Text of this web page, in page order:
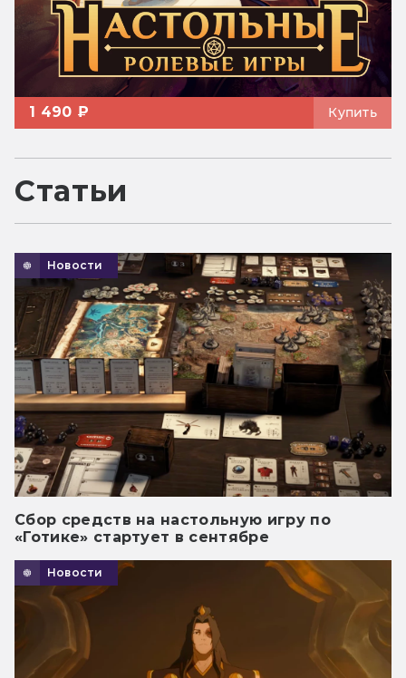
1 490 ₽ Купить
Статьи
Новости
Сбор средств на настольную игру по
«Готике» стартует в сентябре
Новости